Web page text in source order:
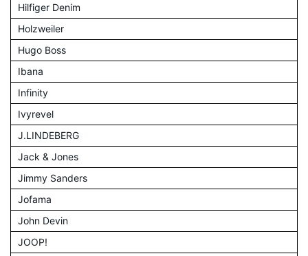
Hilfiger Denim
Holzweiler
Hugo Boss
Ibana
Infinity
Ivyrevel
J.LINDEBERG
Jack & Jones
Jimmy Sanders
Jofama
John Devin
JOOP!